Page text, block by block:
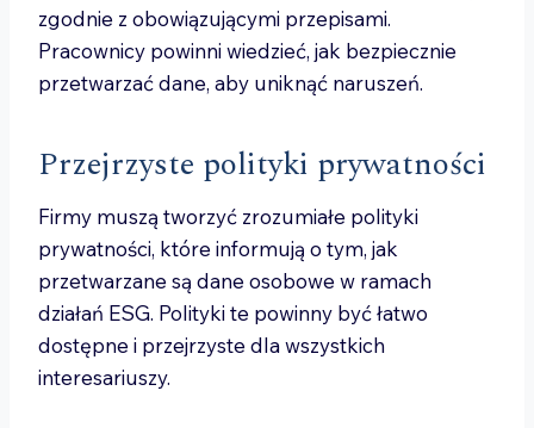
zgodnie z obowiązującymi przepisami.
Pracownicy powinni wiedzieć, jak bezpiecznie
przetwarzać dane, aby uniknąć naruszeń.
Przejrzyste polityki prywatności
Firmy muszą tworzyć zrozumiałe polityki
prywatności, które informują o tym, jak
przetwarzane są dane osobowe w ramach
działań ESG. Polityki te powinny być łatwo
dostępne i przejrzyste dla wszystkich
interesariuszy.